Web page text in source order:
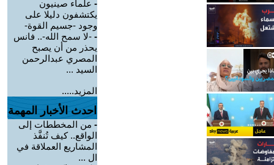
- علماء صينيون
يكتشفون دليلا على
وجود -جسيم القوة-
- -لا سمح الله-.. فانس
يحذر من أن يصبح
المصري عبدالرحمن
السيد ...
المزيد.....
احدث الأخبار المهمة
- من المخططات إلى
الواقع.. كيف تُنفَّذ
المشاريع العملاقة في
ال ...